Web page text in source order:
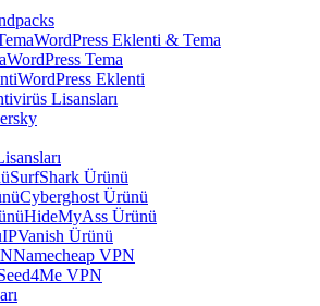
WordPress Eklenti & Tema
WordPress Tema
WordPress Eklenti
Lisansları
SurfShark Ürünü
Cyberghost Ürünü
HideMyAss Ürünü
IPVanish Ürünü
Namecheap VPN
VPN